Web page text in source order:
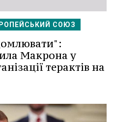
СОЮЗ
Макрона у
терактів на